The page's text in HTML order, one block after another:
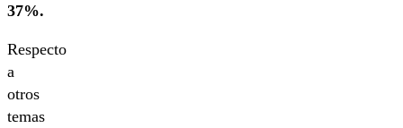
37%.
Respecto
a
otros
temas